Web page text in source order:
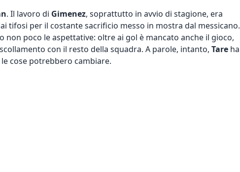
. Il lavoro di Gimenez, soprattutto in avvio di stagione, era
tifosi per il costante sacrificio messo in mostra dal messicano.
non poco le aspettative: oltre ai gol è mancato anche il gioco,
con il resto della squadra. A parole, intanto, Tare ha
cose potrebbero cambiare.